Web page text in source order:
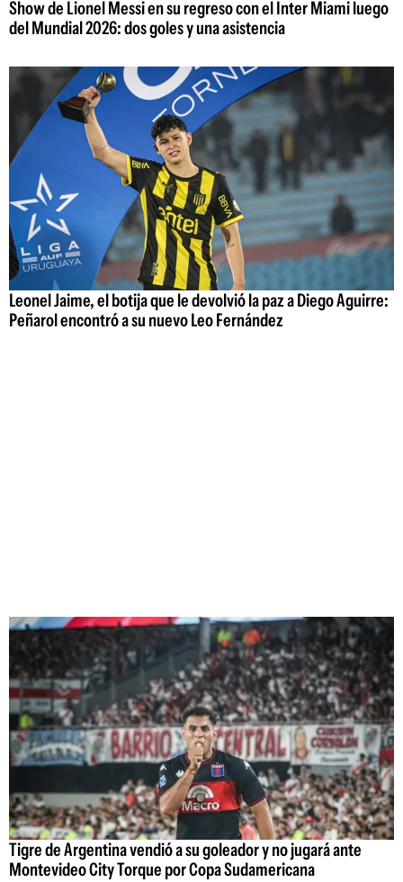
Show de Lionel Messi en su regreso con el Inter Miami luego
del Mundial 2026: dos goles y una asistencia
Leonel Jaime, el botija que le devolvió la paz a Diego Aguirre:
Peñarol encontró a su nuevo Leo Fernández
Tigre de Argentina vendió a su goleador y no jugará ante
Montevideo City Torque por Copa Sudamericana